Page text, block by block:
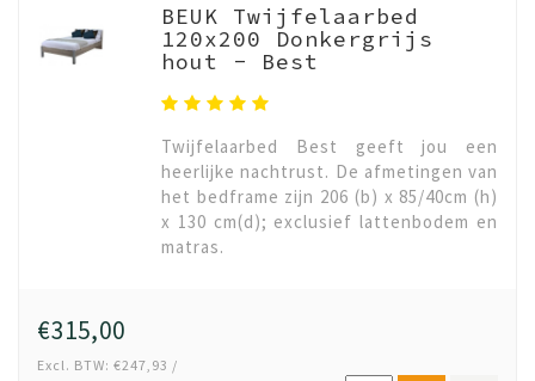
BEUK Twijfelaarbed
120x200 Donkergrijs
hout - Best
Twijfelaarbed Best geeft jou een
heerlijke nachtrust. De afmetingen van
het bedframe zijn 206 (b) x 85/40cm (h)
x 130 cm(d); exclusief lattenbodem en
matras.
€315,00
Excl. BTW: €247,93 /